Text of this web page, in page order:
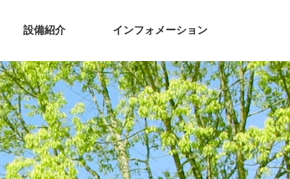
設備紹介 インフォメーション